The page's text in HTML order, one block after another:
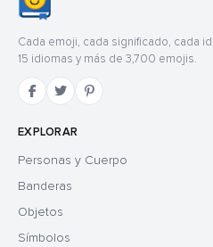
Cada emoji, cada significado, cada
15 idiomas y más de 3,700 emojis.
EXPLORAR
Personas y Cuerpo
Banderas
Objetos
Símbolos